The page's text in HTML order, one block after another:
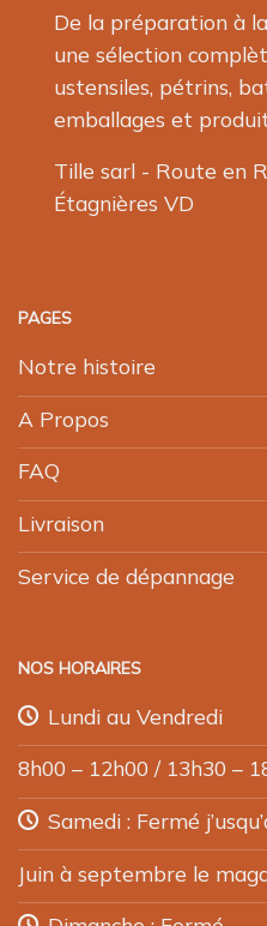
De la préparation à
une sélection
ustensiles, pétrins,
emballages et
Tille sarl - Route en
Étagnières VD
PAGES
Notre histoire
A Propos
FAQ
Livraison
Service de dépannage
NOS HORAIRES
Lundi au Vendredi
8h00 – 12h00 / 13h30 –
Samedi : Fermé
Juin à septembre le